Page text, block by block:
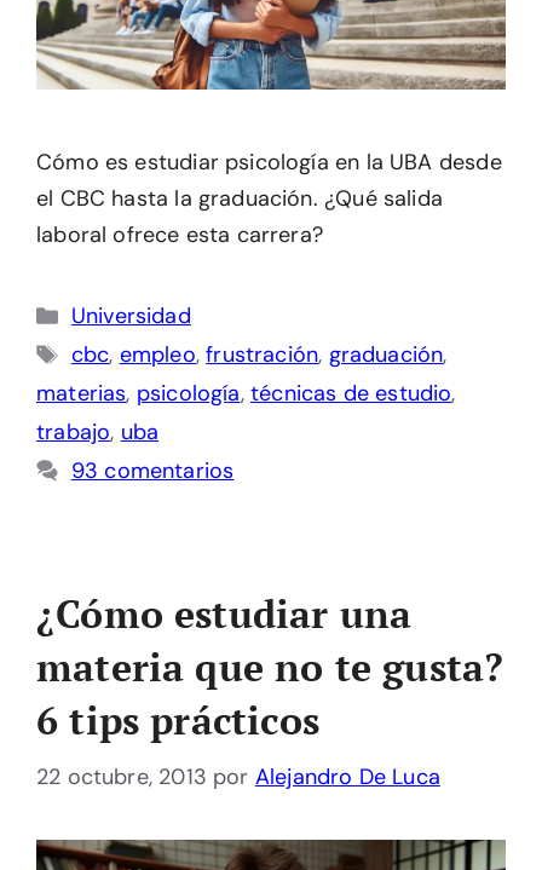
Cómo es estudiar psicología en la UBA desde
el CBC hasta la graduación. ¿Qué salida
laboral ofrece esta carrera?
Categorías
Universidad
Etiquetas
cbc, empleo,frustración, graduación,
materias, psicología,técnicas de estudio,
trabajo, uba
93 comentarios
¿Cómo estudiar una
materia que no te gusta?
6 tips prácticos
22 octubre, 2013 por Alejandro De Luca